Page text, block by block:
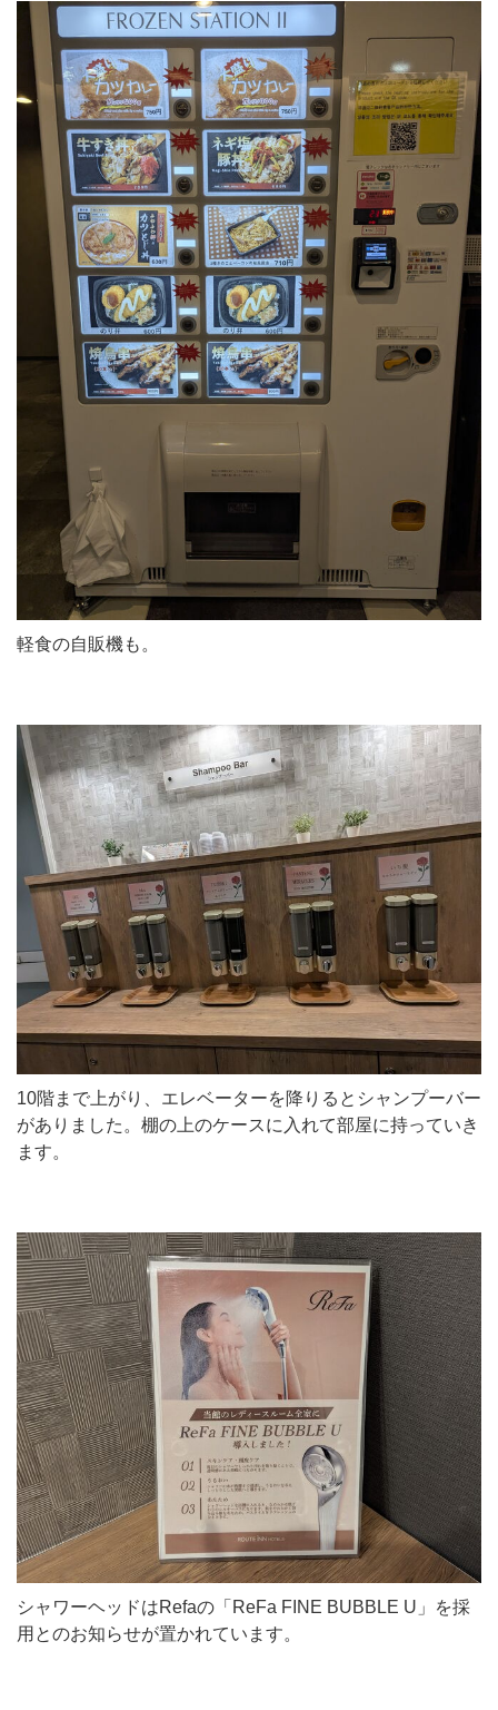
軽食の自販機も。
10階まで上がり、エレベーターを降りるとシャンプーバー
がありました。棚の上のケースに入れて部屋に持っていき
ます。
シャワーヘッドはRefaの「ReFa FINE BUBBLE U」を採
用とのお知らせが置かれています。